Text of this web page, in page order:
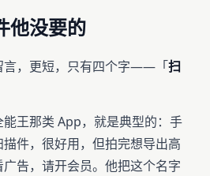
他没要的
言，更短，只有四个字——「扫
王那类 App，就是典型的：手
件，很好用，但拍完想导出高
告，请开会员。他把这个名字